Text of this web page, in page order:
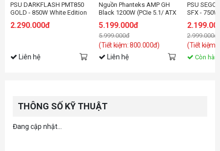
PSU DARKFLASH PMT850
GOLD - 850W White Edition
5.1/Full Modular)
2.290.000đ
Liên hệ
Nguồn Phanteks AMP GH
Black 1200W (PCIe 5.1/ ATX
Platinum)
5.199.000đ
5.999.000đ
(Tiết kiệm: 800.000đ)
Liên hệ
PSU
SFX -
WHITE
2.999.000đ
(Tiết kiệm:
Còn
THÔNG SỐ KỸ THUẬT
Đang cập nhật...